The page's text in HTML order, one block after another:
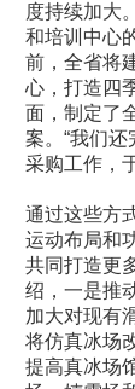
度持续加大
和培训中心
前，全省将
心，打造四
面，制定了
案。“我们
采购工作，
通过这些方
运动布局和
共同打造更
绍，一是推
加大对现有
将仿真冰场
提高真冰场